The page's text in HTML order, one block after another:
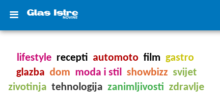
lifestyle recepti automoto film gastro
glazba dom moda i stil showbizz svijet
zivotinja tehnologija zanimljivosti zdravlje